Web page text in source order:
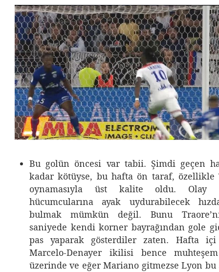
Bu golün öncesi var tabii. Şimdi geçen
kadar kötüyse, bu hafta ön taraf, özellikle
oynamasıyla üst kalite oldu. Olay
hücumcularına ayak uydurabilecek
bulmak mümkün değil. Bunu
saniyede kendi korner bayrağından gole
pas yaparak gösterdiler zaten. Hafta
Marcelo-Denayer ikilisi bence
üzerinde ve eğer Mariano gitmezse Lyon